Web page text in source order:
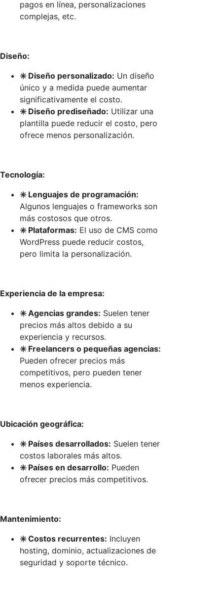
pagos en línea, personalizaciones
complejas, etc.
Diseño:
✳️ Diseño personalizado: Un diseño
único y a medida puede aumentar
significativamente el costo.
✳️ Diseño prediseñado: Utilizar una
plantilla puede reducir el costo, pero
ofrece menos personalización.
Tecnología:
✳️ Lenguajes de programación:
Algunos lenguajes o frameworks son
más costosos que otros.
✳️ Plataformas: El uso de CMS como
WordPress puede reducir costos,
pero limita la personalización.
Experiencia de la empresa:
✳️ Agencias grandes: Suelen tener
precios más altos debido a su
experiencia y recursos.
✳️ Freelancers o pequeñas agencias:
Pueden ofrecer precios más
competitivos, pero pueden tener
menos experiencia.
Ubicación geográfica:
✳️ Países desarrollados: Suelen tener
costos laborales más altos.
✳️ Países en desarrollo: Pueden
ofrecer precios más competitivos.
Mantenimiento:
✳️ Costos recurrentes: Incluyen
hosting, dominio, actualizaciones de
seguridad y soporte técnico.